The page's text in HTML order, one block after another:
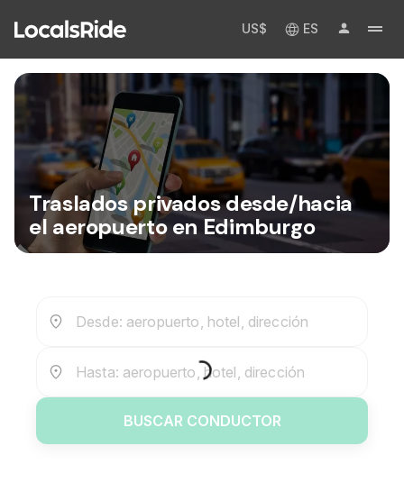
US$ ES
Traslados privados desde/hacia
el aeropuerto en Edimburgo
Desde: aeropuerto, hotel, dirección
Hasta: aeropuerto, hotel, dirección
BUSCAR CONDUCTOR